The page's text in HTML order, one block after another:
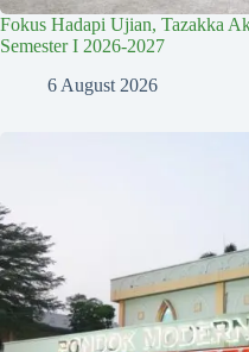
Fokus Hadapi Ujian, Tazakka
Semester I 2026-2027
6 August 2026